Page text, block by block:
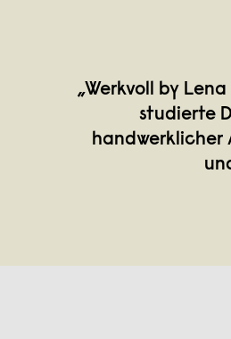
„Werkvoll by
studierte
handwerklicher